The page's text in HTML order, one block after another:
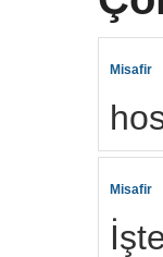
Misafir
Misafir